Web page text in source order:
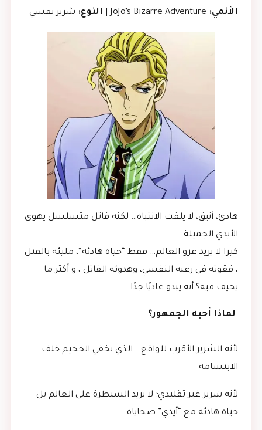
الأنمي: النوع: شرير نفسي
هادئ، أنيق، لا يلفت الانتباه… لكنه قاتل متسلسل يهوى
الأيدي الجميلة.
كيرا لا يريد غزو العالم… فقط “حياة هادئة”، مليئة بالقتل
، فقوته في رعبه النفسي، وهدوئه القاتل ، و أكثر ما
يخيف فيه؟ أنه يبدو عاديًا جدًا
لماذا أحبه الجمهور؟
لأنه الشرير الأقرب للواقع… الذي يخفي الجحيم خلف
الابتسامة
لأنه شرير غير تقليدي؛ لا يريد السيطرة على العالم بل
حياة هادئة مع “أيدي” ضحاياه.